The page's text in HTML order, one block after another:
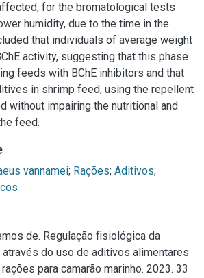
for the bromatological tests
humidity, due to the time in the
that individuals of average weight
activity, suggesting that this phase
feeds with BChE inhibitors and that
in shrimp feed, using the repellent
without impairing the nutritional and
feed.
vannamei; Rações; Aditivos;
de. Regulação fisiológica da
do uso de aditivos alimentares
para camarão marinho. 2023. 33